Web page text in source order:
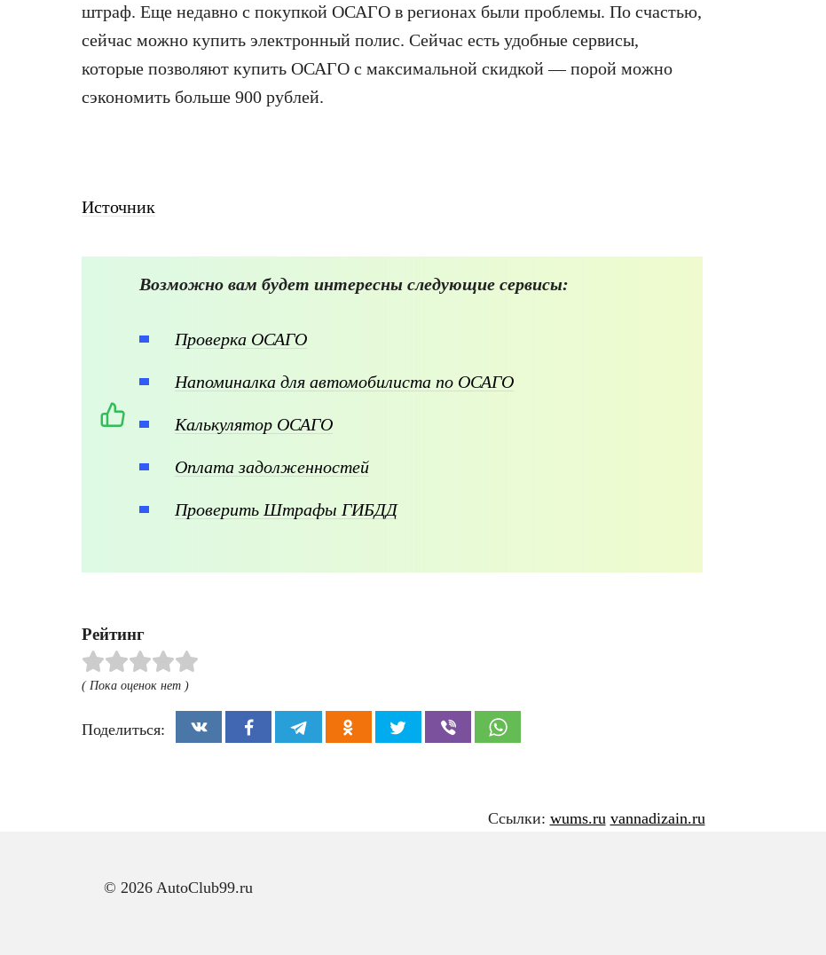
штраф. Еще недавно с покупкой ОСАГО в регионах были проблемы. По счастью,
сейчас можно купить электронный полис. Сейчас есть удобные сервисы,
которые позволяют купить ОСАГО с максимальной скидкой — порой можно
сэкономить больше 900 рублей.
Источник
Возможно вам будет интересны следующие сервисы:
Проверка ОСАГО
Напоминалка для автомобилиста по ОСАГО
Калькулятор ОСАГО
Оплата задолженностей
Проверить Штрафы ГИБДД
Рейтинг
( Пока оценок нет )
Поделиться:
© 2026 AutoClub99.ru
Ссылки: wums.ru vannadizain.ru